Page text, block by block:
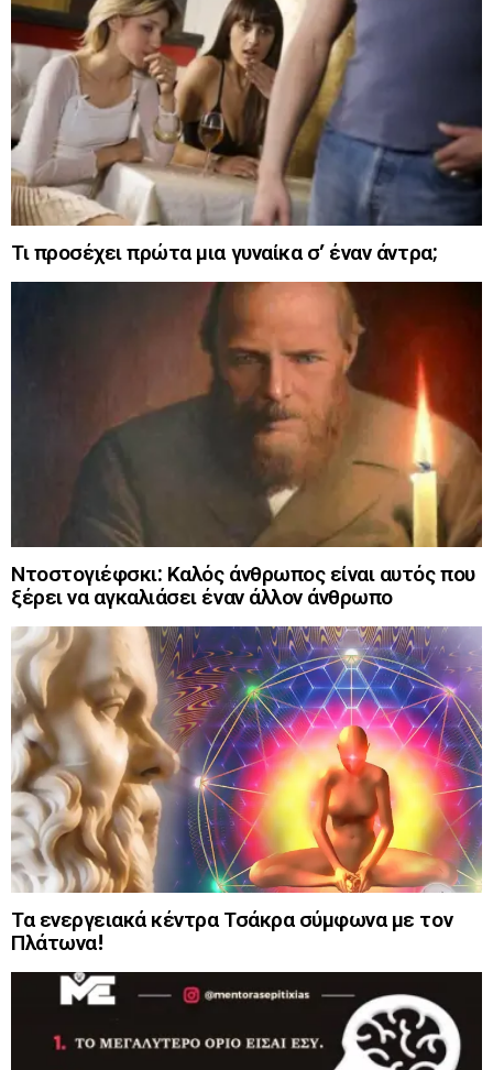
Τι προσέχει πρώτα μια γυναίκα σ’ έναν άντρα;
Ντοστογιέφσκι: Καλός άνθρωπος είναι αυτός που
ξέρει να αγκαλιάσει έναν άλλον άνθρωπο
Τα ενεργειακά κέντρα Τσάκρα σύμφωνα με τον
Πλάτωνα!